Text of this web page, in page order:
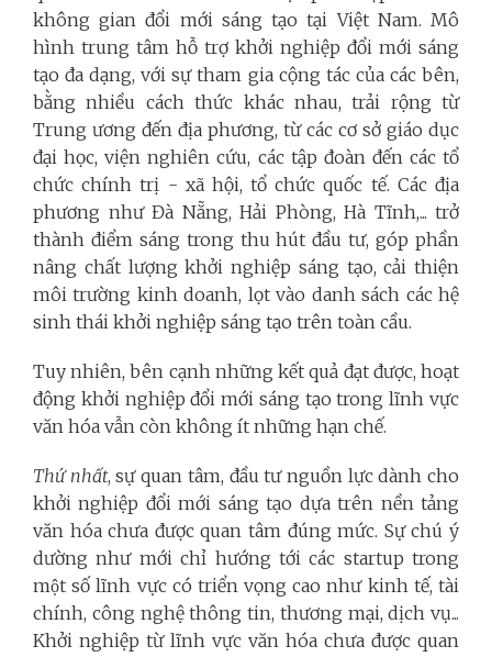
không gian đổi mới sáng tạo tại Việt Nam. Mô
hình trung tâm hỗ trợ khởi nghiệp đổi mới sáng
tạo đa dạng, với sự tham gia cộng tác của các bên,
bằng nhiều cách thức khác nhau, trải rộng từ
Trung ương đến địa phương, từ các cơ sở giáo dục
đại học, viện nghiên cứu, các tập đoàn đến các tổ
chức chính trị - xã hội, tổ chức quốc tế. Các địa
phương như Đà Nẵng, Hải Phòng, Hà Tĩnh,... trở
thành điểm sáng trong thu hút đầu tư, góp phần
nâng chất lượng khởi nghiệp sáng tạo, cải thiện
môi trường kinh doanh, lọt vào danh sách các hệ
sinh thái khởi nghiệp sáng tạo trên toàn cầu.
Tuy nhiên, bên cạnh những kết quả đạt được, hoạt
động khởi nghiệp đổi mới sáng tạo trong lĩnh vực
văn hóa vẫn còn không ít những hạn chế.
Thứ nhất, sự quan tâm, đầu tư nguồn lực dành cho
khởi nghiệp đổi mới sáng tạo dựa trên nền tảng
văn hóa chưa được quan tâm đúng mức. Sự chú ý
dường như mới chỉ hướng tới các startup trong
một số lĩnh vực có triển vọng cao như kinh tế, tài
chính, công nghệ thông tin, thương mại, dịch vụ...
Khởi nghiệp từ lĩnh vực văn hóa chưa được quan